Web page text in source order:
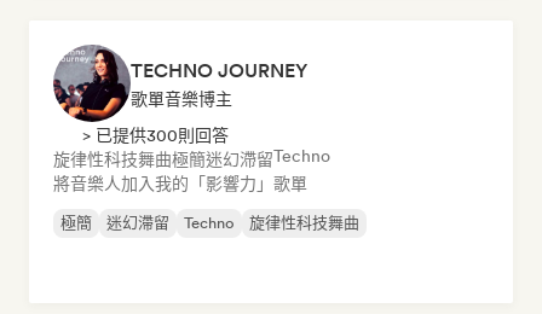
TECHNO JOURNEY
歌單音樂博主
> 已提供300則回答
旋律性科技舞曲極簡迷幻滯留Techno
將音樂人加入我的「影響力」歌單
極簡 迷幻滯留 Techno 旋律性科技舞曲